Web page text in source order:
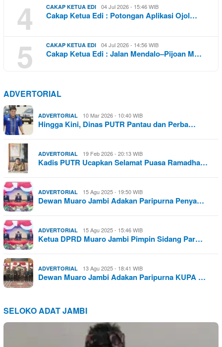
4 CAKAP KETUA EDI 04 Jul 2026 - 15:46 WIB
Cakap Ketua Edi : Potongan Aplikasi Ojol…
5 CAKAP KETUA EDI 04 Jul 2026 - 14:56 WIB
Cakap Ketua Edi : Jalan Mendalo–Pijoan M…
ADVERTORIAL
ADVERTORIAL 10 Mar 2026 - 10:40 WIB
Hingga Kini, Dinas PUTR Pantau dan Perba…
ADVERTORIAL 19 Feb 2026 - 20:13 WIB
Kadis PUTR Ucapkan Selamat Puasa Ramadha…
ADVERTORIAL 15 Agu 2025 - 19:50 WIB
Dewan Muaro Jambi Adakan Paripurna Penya…
ADVERTORIAL 15 Agu 2025 - 15:46 WIB
Ketua DPRD Muaro Jambi Pimpin Sidang Par…
ADVERTORIAL 13 Agu 2025 - 18:41 WIB
Dewan Muaro Jambi Adakan Paripurna KUPA …
SELOKO ADAT JAMBI